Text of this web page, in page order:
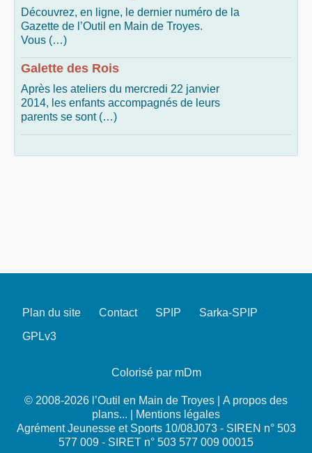
Découvrez, en ligne, le dernier numéro de la
Gazette de l’Outil en Main de Troyes.
Vous (…)
Galette des Rois
Après les ateliers du mercredi 22 janvier
2014, les enfants accompagnés de leurs
parents se sont (…)
Plan du site Contact SPIP
Sarka-SPIP
GPLv3
Colorisé par mDm
© 2008-2026 l’Outil en Main de Troyes | A propos des
plans...
Mentions légales
Agrément Jeunesse et Sports 10/08J073 - SIREN n° 503
577 009 - SIRET n° 503 577 009 00015